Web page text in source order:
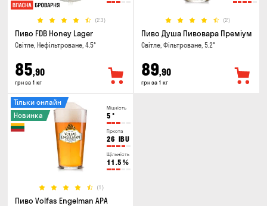
(23)
Пиво FDB Honey Lager
Світле, Нефільтроване, 4.5°
85,90
грн за 1 кг
(2)
Пиво Душа Пивовара Преміум
Світле, Фільтроване, 5.2°
89,90
грн за 1 кг
Міцність
5 °
Гіркота
26 IBU
Щільність
11.5 %
(1)
Тільки онлайн
Новинка
Пиво Volfas Engelman APA